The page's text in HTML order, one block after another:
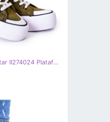
Zapatillas On the Big Star II274024 Plataforma caqui verde